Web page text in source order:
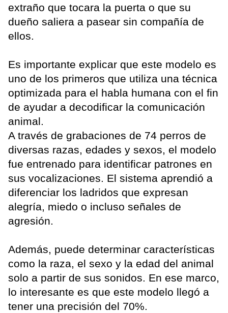
extraño que tocara la puerta o que su
dueño saliera a pasear sin compañía de
ellos.
Es importante explicar que este modelo es
uno de los primeros que utiliza una técnica
optimizada para el habla humana con el fin
de ayudar a decodificar la comunicación
animal.
A través de grabaciones de 74 perros de
diversas razas, edades y sexos, el modelo
fue entrenado para identificar patrones en
sus vocalizaciones. El sistema aprendió a
diferenciar los ladridos que expresan
alegría, miedo o incluso señales de
agresión.
Además, puede determinar características
como la raza, el sexo y la edad del animal
solo a partir de sus sonidos. En ese marco,
lo interesante es que este modelo llegó a
tener una precisión del 70%.